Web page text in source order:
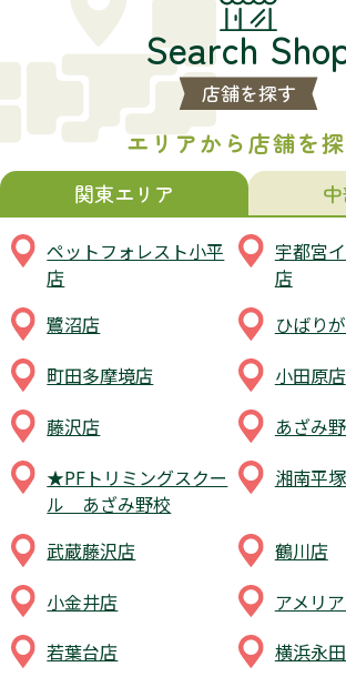
Search
店舗を探す
エリアから店舗を
関東エリア
ペットフォレスト小平
店
宇都宮
店
鷺沼店
ひばり
町田多摩境店
小田原店
藤沢店
あざみ
★PFトリミングスクー
ル あざみ野校
湘南平
武蔵藤沢店
鶴川店
小金井店
アメリ
若葉台店
横浜永